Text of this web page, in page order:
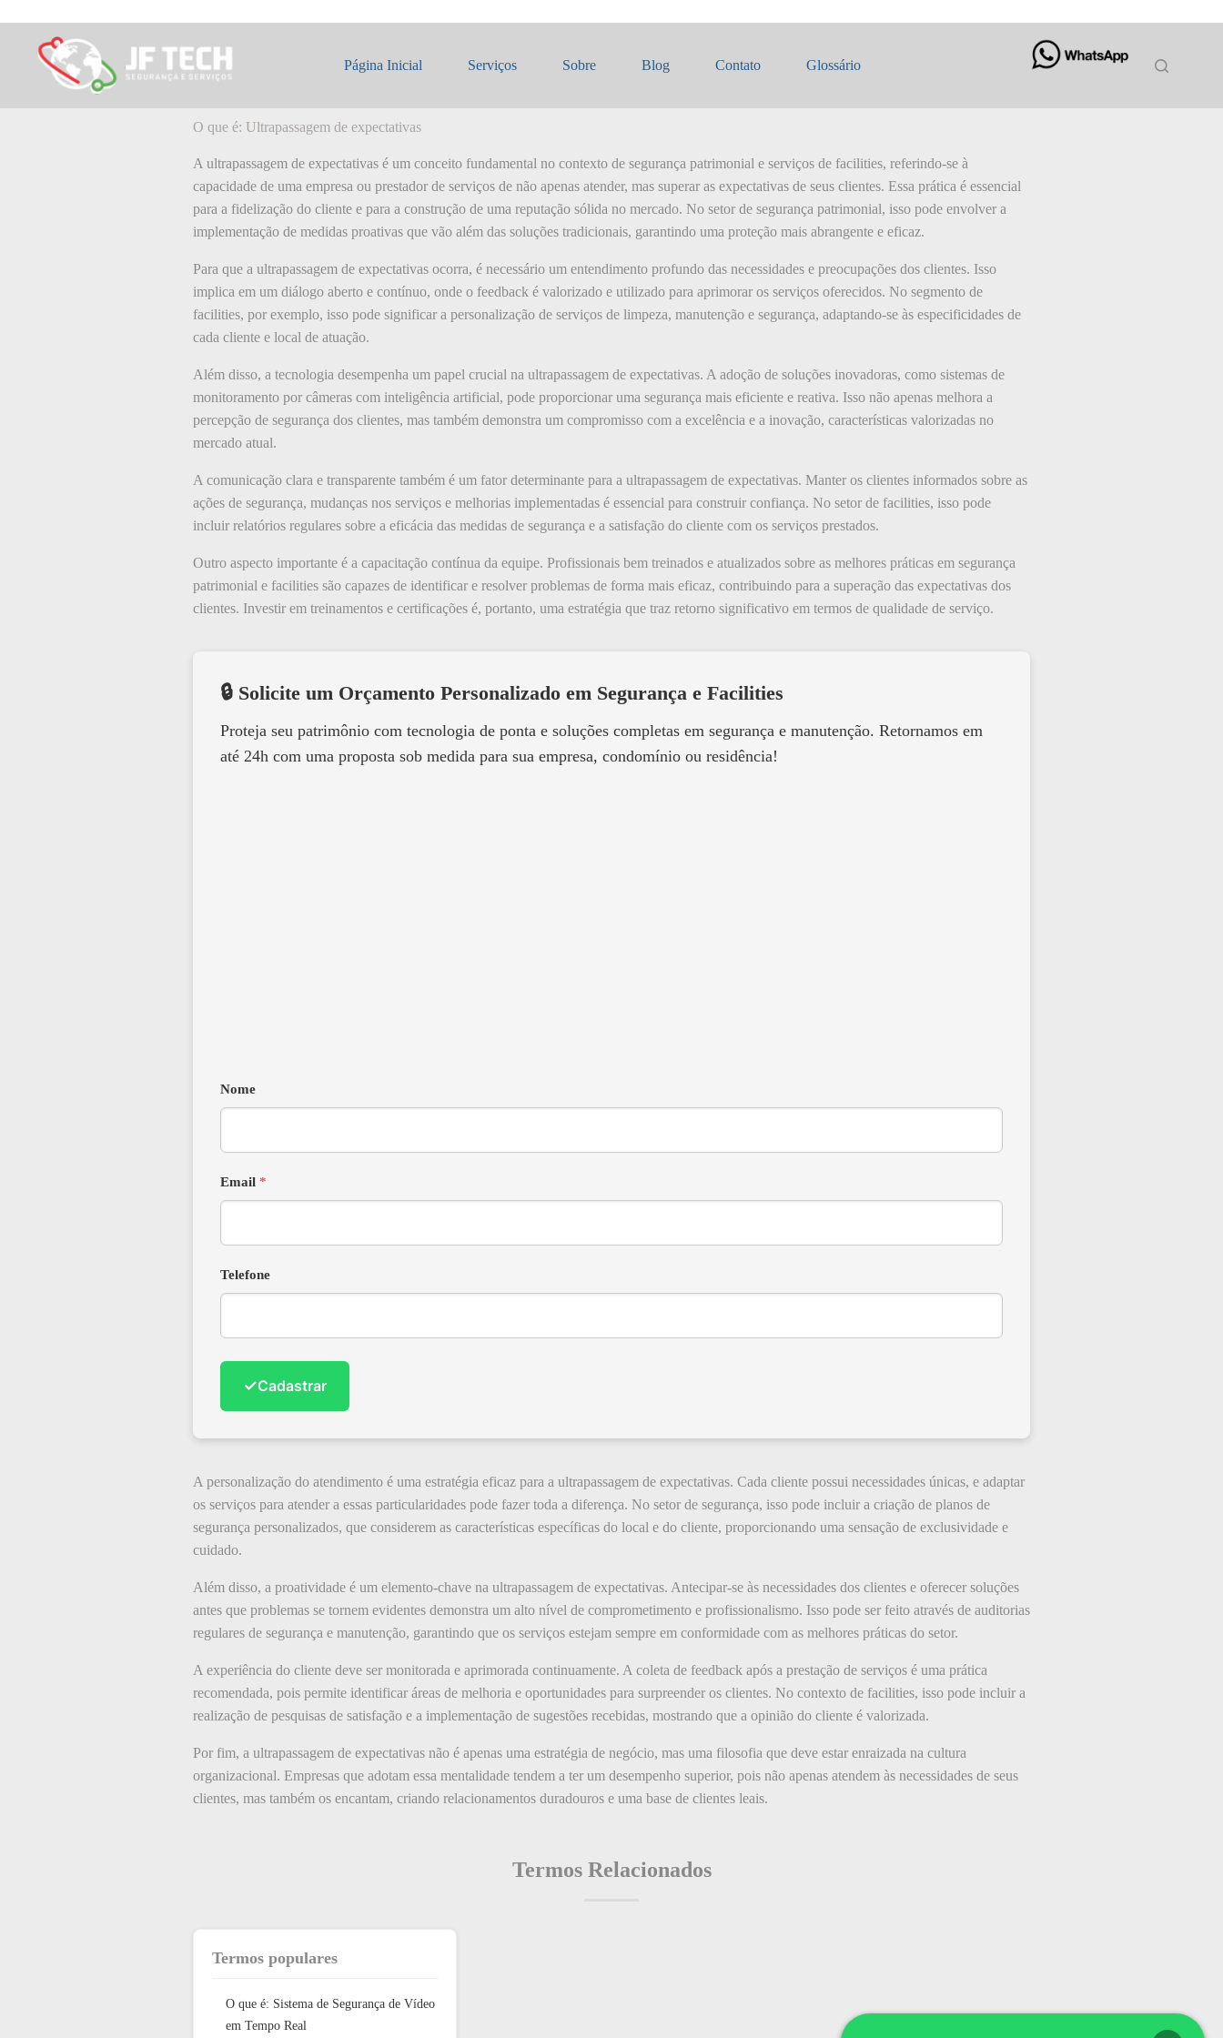
para
conteúdo
Página Inicial Serviços Sobre Blog Contato Glossário
O que é: Ultrapassagem de expectativas
O que é: Ultrapassagem de expectativas
A ultrapassagem de expectativas é um conceito fundamental no contexto de segurança patrimonial e serviços de facilities, referindo-se à
capacidade de uma empresa ou prestador de serviços de não apenas atender, mas superar as expectativas de seus clientes. Essa prática é essencial
para a fidelização do cliente e para a construção de uma reputação sólida no mercado. No setor de segurança patrimonial, isso pode envolver a
implementação de medidas proativas que vão além das soluções tradicionais, garantindo uma proteção mais abrangente e eficaz.
Para que a ultrapassagem de expectativas ocorra, é necessário um entendimento profundo das necessidades e preocupações dos clientes. Isso
implica em um diálogo aberto e contínuo, onde o feedback é valorizado e utilizado para aprimorar os serviços oferecidos. No segmento de
facilities, por exemplo, isso pode significar a personalização de serviços de limpeza, manutenção e segurança, adaptando-se às especificidades de
cada cliente e local de atuação.
Além disso, a tecnologia desempenha um papel crucial na ultrapassagem de expectativas. A adoção de soluções inovadoras, como sistemas de
monitoramento por câmeras com inteligência artificial, pode proporcionar uma segurança mais eficiente e reativa. Isso não apenas melhora a
percepção de segurança dos clientes, mas também demonstra um compromisso com a excelência e a inovação, características valorizadas no
mercado atual.
A comunicação clara e transparente também é um fator determinante para a ultrapassagem de expectativas. Manter os clientes informados sobre as
ações de segurança, mudanças nos serviços e melhorias implementadas é essencial para construir confiança. No setor de facilities, isso pode
incluir relatórios regulares sobre a eficácia das medidas de segurança e a satisfação do cliente com os serviços prestados.
Outro aspecto importante é a capacitação contínua da equipe. Profissionais bem treinados e atualizados sobre as melhores práticas em segurança
patrimonial e facilities são capazes de identificar e resolver problemas de forma mais eficaz, contribuindo para a superação das expectativas dos
clientes. Investir em treinamentos e certificações é, portanto, uma estratégia que traz retorno significativo em termos de qualidade de serviço.
🔒 Solicite um Orçamento Personalizado em Segurança e Facilities
Proteja seu patrimônio com tecnologia de ponta e soluções completas em segurança e manutenção. Retornamos em
até 24h com uma proposta sob medida para sua empresa, condomínio ou residência!
Nome
Email *
Telefone
✓Cadastrar
A personalização do atendimento é uma estratégia eficaz para a ultrapassagem de expectativas. Cada cliente possui necessidades únicas, e adaptar
os serviços para atender a essas particularidades pode fazer toda a diferença. No setor de segurança, isso pode incluir a criação de planos de
segurança personalizados, que considerem as características específicas do local e do cliente, proporcionando uma sensação de exclusividade e
cuidado.
Além disso, a proatividade é um elemento-chave na ultrapassagem de expectativas. Antecipar-se às necessidades dos clientes e oferecer soluções
antes que problemas se tornem evidentes demonstra um alto nível de comprometimento e profissionalismo. Isso pode ser feito através de auditorias
regulares de segurança e manutenção, garantindo que os serviços estejam sempre em conformidade com as melhores práticas do setor.
A experiência do cliente deve ser monitorada e aprimorada continuamente. A coleta de feedback após a prestação de serviços é uma prática
recomendada, pois permite identificar áreas de melhoria e oportunidades para surpreender os clientes. No contexto de facilities, isso pode incluir a
realização de pesquisas de satisfação e a implementação de sugestões recebidas, mostrando que a opinião do cliente é valorizada.
Por fim, a ultrapassagem de expectativas não é apenas uma estratégia de negócio, mas uma filosofia que deve estar enraizada na cultura
organizacional. Empresas que adotam essa mentalidade tendem a ter um desempenho superior, pois não apenas atendem às necessidades de seus
clientes, mas também os encantam, criando relacionamentos duradouros e uma base de clientes leais.
Termos Relacionados
Termos populares
O que é: Sistema de Segurança de Vídeo
em Tempo Real